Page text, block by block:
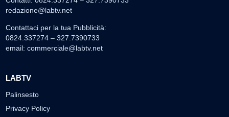
redazione@labtv.net
Contattaci per la tua Pubblicità:
0824.337274 – 327.7390733
email: commerciale@labtv.net
LABTV
Palinsesto
Privacy Policy